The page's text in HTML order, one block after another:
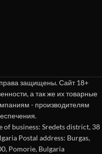
защищены. Сайт 18+
а так же их товарные
- производителям
business: Sredets district, 38
Postal address: Burgas,
Pomorie, Bulgaria